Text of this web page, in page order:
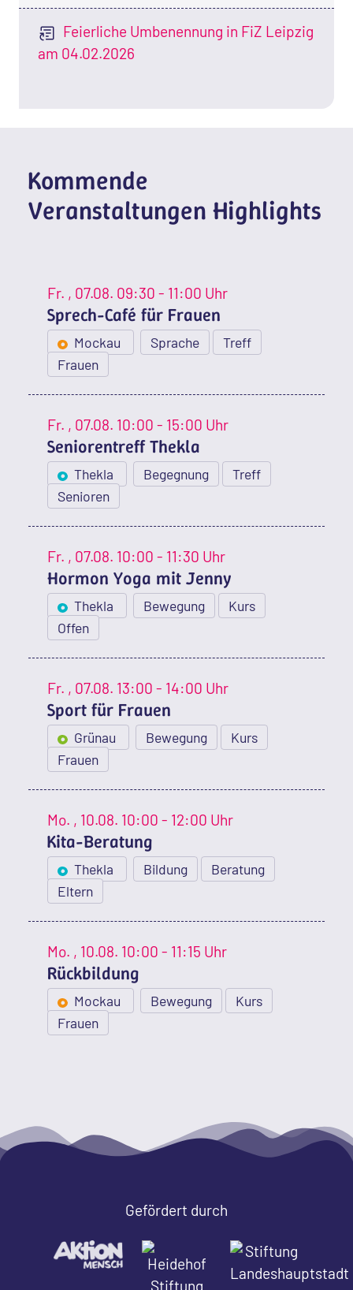
Feierliche Umbenennung in FiZ Leipzig
am 04.02.2026
Kommende
Veranstaltungen Highlights
Fr. , 07.08. 09:30 - 11:00 Uhr
Sprech-Café für Frauen
Mockau Sprache
Treff
Frauen
Fr. , 07.08. 10:00 - 15:00 Uhr
Seniorentreff Thekla
Thekla Begegnung
Treff
Senioren
Fr. , 07.08. 10:00 - 11:30 Uhr
Hormon Yoga mit Jenny
Thekla Bewegung
Kurs
Offen
Fr. , 07.08. 13:00 - 14:00 Uhr
Sport für Frauen
Grünau Bewegung
Kurs
Frauen
Mo. , 10.08. 10:00 - 12:00 Uhr
Kita-Beratung
Thekla Bildung
Beratung
Eltern
Mo. , 10.08. 10:00 - 11:15 Uhr
Rückbildung
Mockau Bewegung
Kurs
Frauen
Gefördert durch